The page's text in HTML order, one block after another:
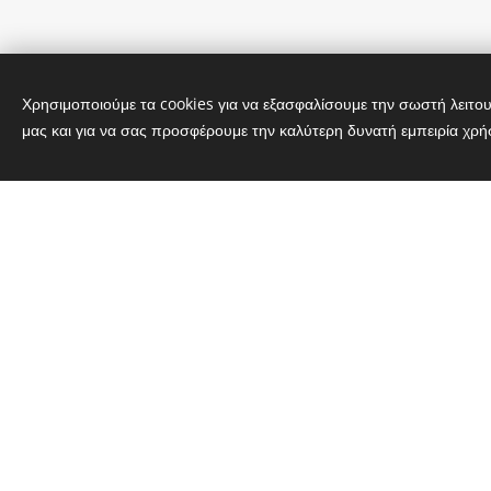
Χρησιμοποιούμε τα cookies για να εξασφαλίσουμε την σωστή
μας και για να σας προσφέρουμε την καλύτερη δυνατή εμπειρία